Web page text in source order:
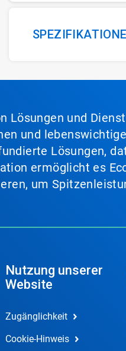
und
und
Lösungen,
ermöglicht es
um
Nutzung unserer
Website
Zugänglichkeit
Cookie-Hinweis